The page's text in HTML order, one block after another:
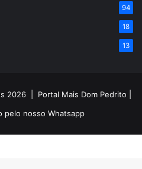
94
18
13
2026 | Portal Mais Dom Pedrito
pelo nosso Whatsapp